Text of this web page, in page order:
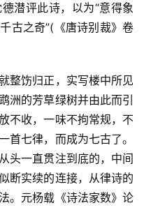
潜评此诗，以为“意得象
古之奇”(《唐诗别裁》卷
整饬归正，实写楼中所见
洲的芳草绿树并由此而引
不收，一味不拘常规，不
首七律，而成为七古了。
头一直贯注到底的，中间
断实续的连接，从律诗的
。元杨载《诗法家数》论